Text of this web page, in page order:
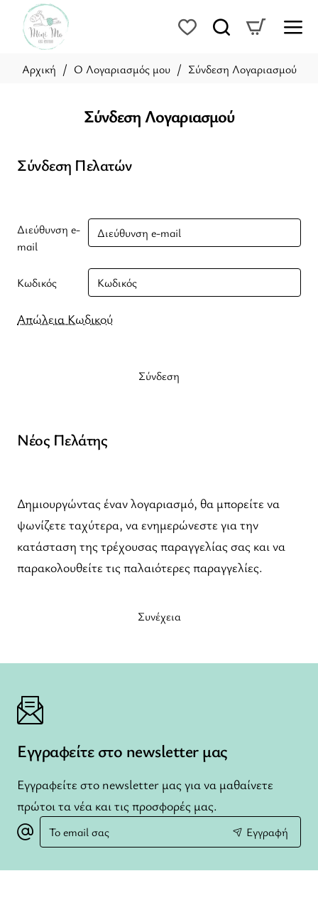
Σύνδεση Λογαριασμού
O Λογαριασμός μου Σύνδεση Λογαριασμού
Νέος Πελάτης
Δημιουργώντας έναν λογαριασμό, θα μπορείτε να
ψωνίζετε ταχύτερα, να ενημερώνεστε για την
κατάσταση της τρέχουσας παραγγελίας σας και να
παρακολουθείτε τις παλαιότερες παραγγελίες.
Συνέχεια
Σύνδεση Πελατών
Διεύθυνση e-
mail
Κωδικός
Απώλεια Κωδικού
Σύνδεση
Εγγραφείτε στο newsletter μας
Εγγραφείτε στο newsletter μας για να μαθαίνετε
πρώτοι τα νέα και τις προσφορές μας.
Το
email
Εγγραφή